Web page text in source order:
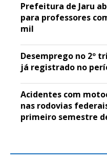
Prefeitura de Jaru
para professores
mil
Desemprego no 2º
já registrado no
Acidentes com
nas rodovias
primeiro semestre